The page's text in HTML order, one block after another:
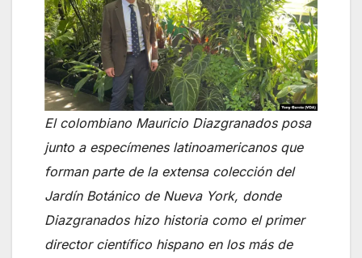
El colombiano Mauricio Diazgranados posa
junto a especímenes latinoamericanos que
forman parte de la extensa colección del
Jardín Botánico de Nueva York, donde
Diazgranados hizo historia como el primer
director científico hispano en los más de